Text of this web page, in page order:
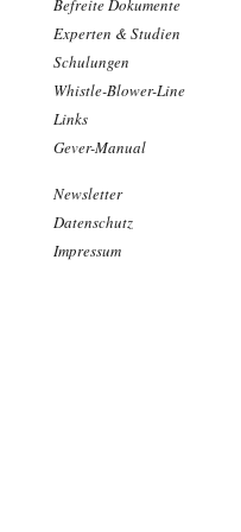
Befreite Dokumente
Experten & Studien
Schulungen
Whistle-Blower-Line
Links
Gever-Manual
Newsletter
Datenschutz
Impressum